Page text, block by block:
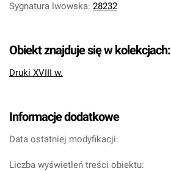
Sygnatura lwowska: 28232
Obiekt znajduje się w kolekcjach:
Druki XVIII w.
Informacje dodatkowe
Data ostatniej modyfikacji:
Liczba wyświetleń treści obiektu: